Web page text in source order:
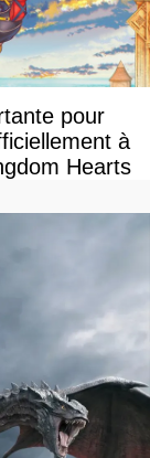
pour
à
Hearts